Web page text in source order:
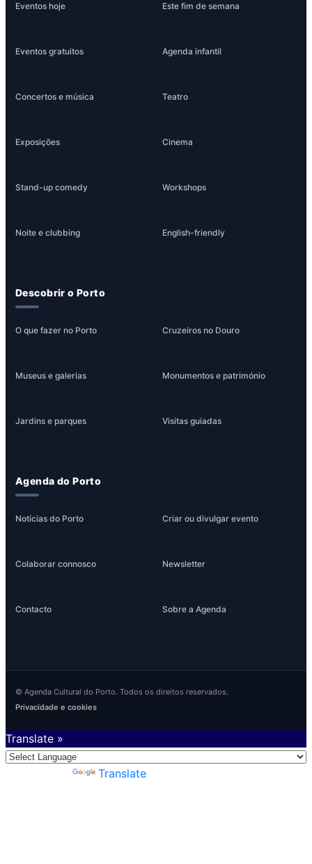
Eventos hoje Este fim de semana
Eventos gratuitos Agenda infantil
Concertos e música Teatro
Exposições Cinema
Stand-up comedy Workshops
Noite e clubbing English-friendly
Descobrir o Porto
O que fazer no Porto Cruzeiros no Douro
Museus e galerias Monumentos e património
Jardins e parques Visitas guiadas
Agenda do Porto
Notícias do Porto Criar ou divulgar evento
Colaborar connosco Newsletter
Contacto Sobre a Agenda
© Agenda Cultural do Porto. Todos os direitos reservados.
Privacidade e cookies
Translate »
Translate